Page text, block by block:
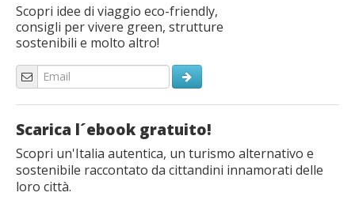
Scopri idee di viaggio eco-friendly,
consigli per vivere green, strutture
sostenibili e molto altro!
Scarica l´ebook gratuito!
Scopri un'Italia autentica, un turismo alternativo e
sostenibile raccontato da cittandini innamorati delle
loro città.